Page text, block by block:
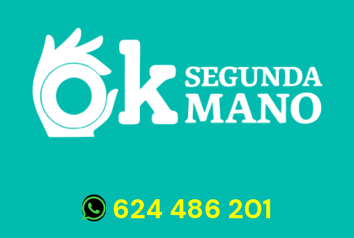
624 486 201